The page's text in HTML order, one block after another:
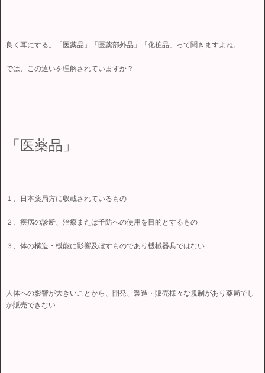
良く耳にする。「医薬品」「医薬部外品」「化粧品」って聞きますよね。
では、この違いを理解されていますか？
「医薬品」
１、日本薬局方に収載されているもの
２、疾病の診断、治療または予防への使用を目的とするもの
３、体の構造・機能に影響及ぼすものであり機械器具ではない
人体への影響が大きいことから、開発、製造・販売様々な規制があり薬局でし
か販売できない